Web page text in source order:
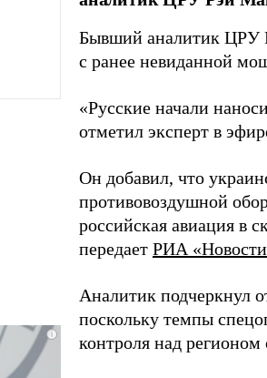
Бывший аналитик ЦРУ
с ранее невиданной
«Русские начали
отметил эксперт в
Он добавил, что
противовоздушной
российская авиация в
передает РИА
Аналитик подчеркнул
поскольку темпы
контроля над регионом